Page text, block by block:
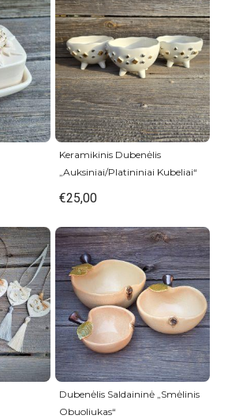
Keramikinis Dubenėlis
„Auksiniai/Platininiai Kubeliai“
€25,00
Dubenėlis Saldaininė „Smėlinis
Obuoliukas“